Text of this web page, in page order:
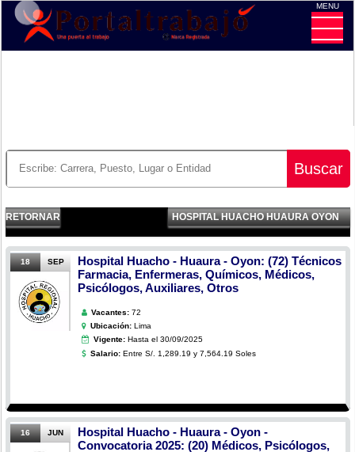
MENU
Buscar
RETORNAR HOSPITAL HUACHO HUAURA OYON
18 SEP
Hospital Huacho - Huaura - Oyon: (72) Técnicos
Farmacia, Enfermeras, Químicos, Médicos,
Psicólogos, Auxiliares, Otros
Vacantes: 72
Ubicación: Lima
Vigente: Hasta el 30/09/2025
Salario: Entre S/. 1,289.19 y 7,564.19 Soles
16 JUN
Hospital Huacho - Huaura - Oyon -
Convocatoria 2025: (20) Médicos, Psicólogos,